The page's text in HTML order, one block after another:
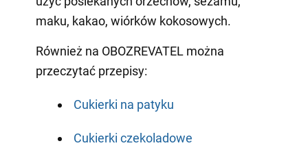
maku, kakao, wiórków kokosowych.
Również na OBOZREVATEL można
przeczytać przepisy:
Cukierki na patyku
Cukierki czekoladowe